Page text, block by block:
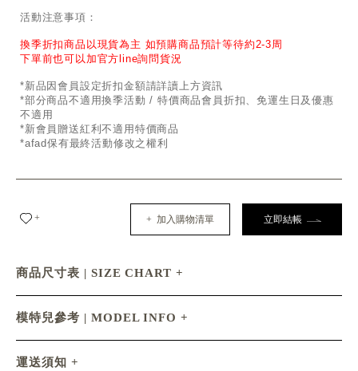
活動注意事項：
換季折扣商品以現貨為主 如預購商品預計等待約2-3周
下單前也可以加官方line詢問貨況
*新品因會員設定折扣金額請詳讀上方資訊
*部分商品不適用換季活動 / 特價商品會員折扣、免運生日及優惠
不適用
*新會員贈送紅利不適用特價商品
*afad保有最終活動修改之權利
+ + 加入購物清單 立即結帳
商品尺寸表 | SIZE CHART
模特兒參考 | MODEL INFO
運送須知